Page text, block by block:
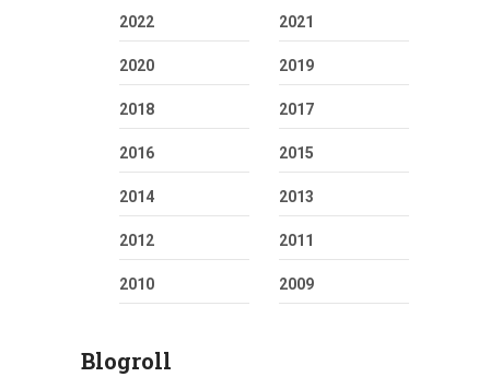
2022 2021
2020 2019
2018 2017
2016 2015
2014 2013
2012 2011
2010 2009
Blogroll